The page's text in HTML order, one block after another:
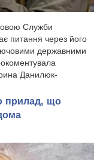
Служби
питання через його
державними
Данилюк-
прилад, що